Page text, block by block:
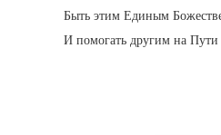
Быть этим Единым
И помогать другим на